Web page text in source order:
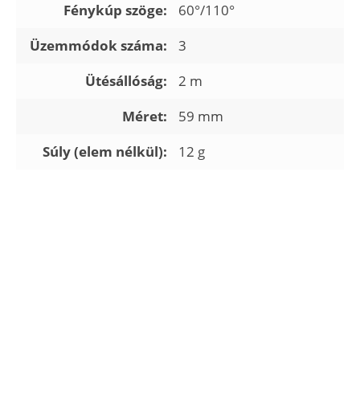
Fénykúp szöge:
60°/110°
Üzemmódok száma:
3
Ütésállóság:
2 m
Méret:
59 mm
Súly (elem nélkül):
12 g